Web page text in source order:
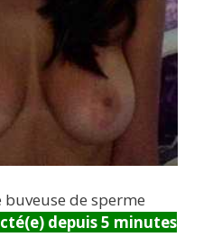
buveuse de sperme
depuis 5 minutes